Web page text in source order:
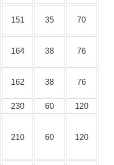
151 35 70
164 38 76
162 38 76
230 60
120
210 60 120